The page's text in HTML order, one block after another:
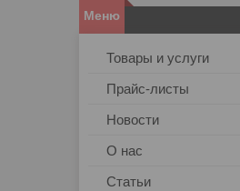
Товары и услуги
Прайс-листы
Новости
О нас
Статьи